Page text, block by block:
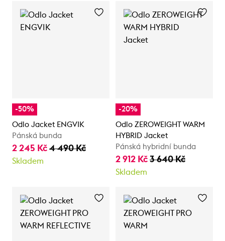
-50%
Odlo Jacket ENGVIK
Pánská bunda
2 245 Kč 4 490 Kč
Skladem
-20%
Odlo ZEROWEIGHT WARM
HYBRID Jacket
Pánská hybridní bunda
2 912 Kč 3 640 Kč
Skladem